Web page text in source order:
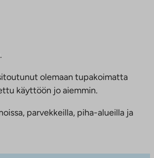
olemaan tupakoimatta
käyttöön jo aiemmin.
parvekkeilla, piha-alueilla ja